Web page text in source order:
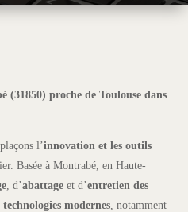
proche de Toulouse dans
l’innovation et les outils
Basée à Montrabé, en Haute-
, d’abattage et d’entretien des
technologies modernes , notamment